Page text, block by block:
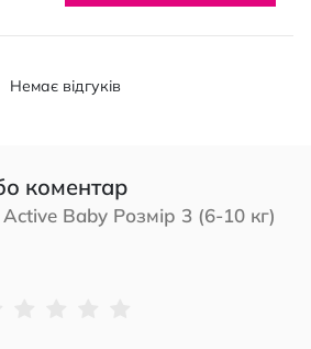
Немає відгуків
коментар
Baby Розмір 3 (6-10 кг)